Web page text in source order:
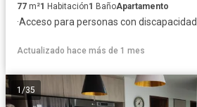
77 m²1 Habitación1 BañoApartamento
·Acceso para personas con discapacidad
Actualizado hace más de 1 mes
1 /35